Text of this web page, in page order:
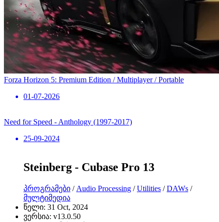
Forza Horizon 5: Premium Edition / Multiplayer / Portable
01-07-2026
Need for Speed ​​- Anthology (1997-2017)
25-09-2024
Steinberg - Cubase Pro 13
პროგრამები / Audio Processing /Utilities /DAWs /
მულტიმედია
წელი: 31 Oct, 2024
ვერსია: v13.0.50